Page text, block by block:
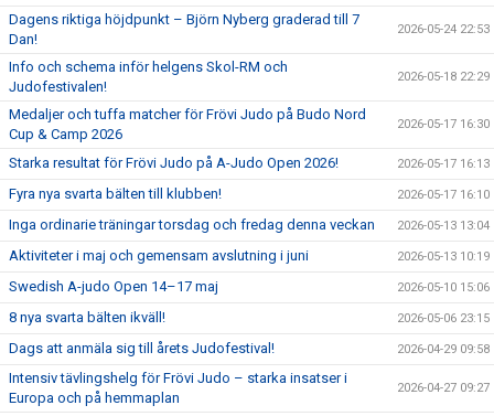
Dagens riktiga höjdpunkt – Björn Nyberg graderad till 7
Dan!
2026-05-24 22:53
Info och schema inför helgens Skol-RM och
Judofestivalen!
2026-05-18 22:29
Medaljer och tuffa matcher för Frövi Judo på Budo Nord
Cup & Camp 2026
2026-05-17 16:30
Starka resultat för Frövi Judo på A-Judo Open 2026! 2026-05-17 16:13
Fyra nya svarta bälten till klubben! 2026-05-17 16:10
Inga ordinarie träningar torsdag och fredag denna veckan 2026-05-13 13:04
Aktiviteter i maj och gemensam avslutning i juni 2026-05-13 10:19
Swedish A-judo Open 14–17 maj 2026-05-10 15:06
8 nya svarta bälten ikväll! 2026-05-06 23:15
Dags att anmäla sig till årets Judofestival! 2026-04-29 09:58
Intensiv tävlingshelg för Frövi Judo – starka insatser i
Europa och på hemmaplan
2026-04-27 09:27